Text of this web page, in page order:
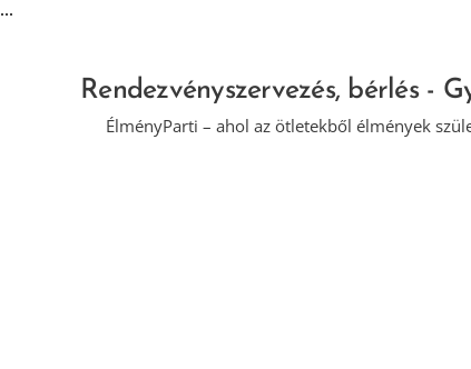
...
Rendezvényszervezés, bérlés -
🎉 ÉlményParti – ahol az ötletekből élmények